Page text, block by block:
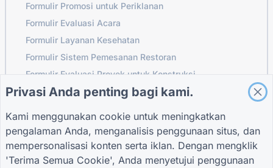
Formulir Promosi untuk Periklanan
Formulir Evaluasi Acara
Formulir Layanan Kesehatan
Formulir Sistem Pemesanan Restoran
Formulir Evaluasi Proyek untuk Konstruksi
Formulir Evaluasi Pemasok untuk Logistik
Formulir Keterlibatan Pelanggan
Privasi Anda penting bagi kami.
Kami menggunakan cookie untuk meningkatkan
pengalaman Anda, menganalisis penggunaan situs, dan
mempersonalisasi konten serta iklan. Dengan mengklik
'Terima Semua Cookie', Anda menyetujui penggunaan